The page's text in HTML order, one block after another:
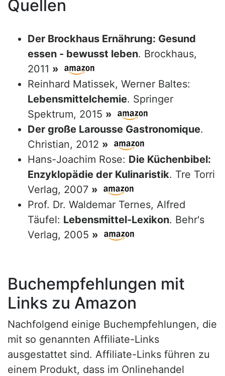
Quellen
Der Brockhaus Ernährung: Gesund
essen - bewusst leben. Brockhaus,
2011 »
Reinhard Matissek, Werner Baltes:
Lebensmittelchemie. Springer
Spektrum, 2015 »
Der große Larousse Gastronomique.
Christian, 2012 »
Hans-Joachim Rose: Die Küchenbibel:
Enzyklopädie der Kulinaristik. Tre Torri
Verlag, 2007 »
Prof. Dr. Waldemar Ternes, Alfred
Täufel: Lebensmittel-Lexikon. Behr's
Verlag, 2005 »
Buchempfehlungen mit
Links zu Amazon
Nachfolgend einige Buchempfehlungen, die
mit so genannten Affiliate-Links
ausgestattet sind. Affiliate-Links führen zu
einem Produkt, dass im Onlinehandel